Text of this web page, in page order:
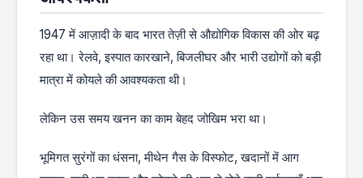
1947 में आज़ादी के बाद भारत तेज़ी से औद्योगिक विकास की ओर बढ़
रहा था। रेलवे, इस्पात कारखाने, बिजलीघर और भारी उद्योगों को बड़ी
मात्रा में कोयले की आवश्यकता थी।
लेकिन उस समय खनन का काम बेहद जोखिम भरा था।
भूमिगत सुरंगों का धंसना, मीथेन गैस के विस्फोट, खदानों में आग